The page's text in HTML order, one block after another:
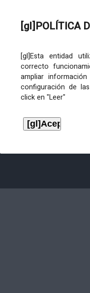
[gl]POLÍTICA
[gl]Esta entidad
correcto
ampliar
configuración de
click en "Leer"